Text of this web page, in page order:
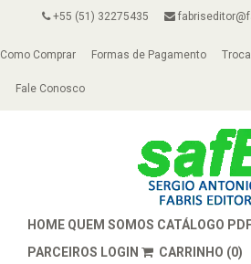
+55 (51) 32275435
Como Comprar Formas de Pagamento
Fale Conosco
HOME QUEM SOMOS CATÁLOGO
PARCEIROS LOGIN CARRINHO (0)